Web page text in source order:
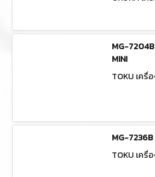
MG-
MINI
TOKU เครื่
MG-
TOKU เครื่